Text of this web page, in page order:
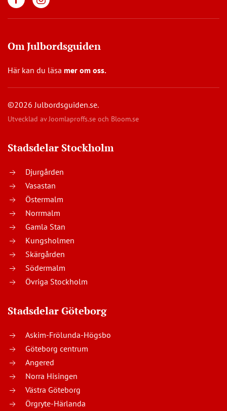
Om Julbordsguiden
Här kan du läsa mer om oss.
©2026 Julbordsguiden.se.
Utvecklad avJoomlaproffs.se och Bloom.se
Stadsdelar Stockholm
Djurgården
Vasastan
Östermalm
Norrmalm
Gamla Stan
Kungsholmen
Skärgården
Södermalm
Övriga Stockholm
Stadsdelar Göteborg
Askim-Frölunda-Högsbo
Göteborg centrum
Angered
Norra Hisingen
Västra Göteborg
Örgryte-Härlanda